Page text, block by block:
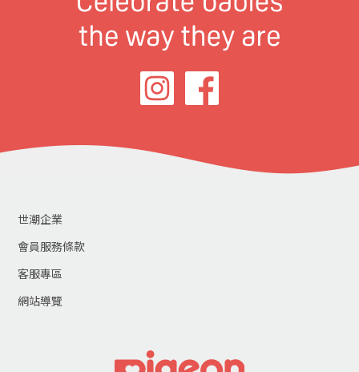
世潮企業
會員服務條款
客服專區
網站導覽